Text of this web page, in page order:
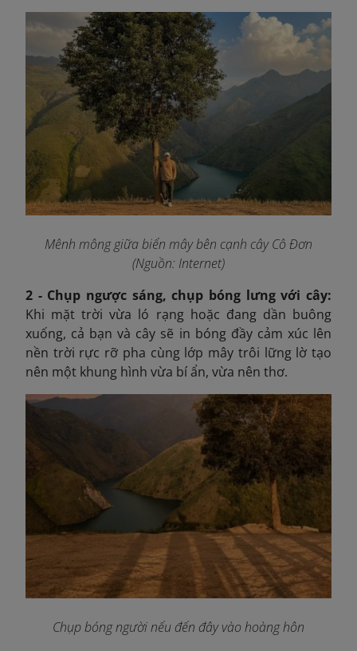
Mênh mông giữa biển mây bên cạnh cây Cô Đơn
(Nguồn: Internet)
2 - Chụp ngược sáng, chụp bóng lưng với cây:
Khi mặt trời vừa ló rạng hoặc đang dần buông
xuống, cả bạn và cây sẽ in bóng đầy cảm xúc lên
nền trời rực rỡ pha cùng lớp mây trôi lững lờ tạo
nên một khung hình vừa bí ẩn, vừa nên thơ.
Chụp bóng người nếu đến đây vào hoàng hôn